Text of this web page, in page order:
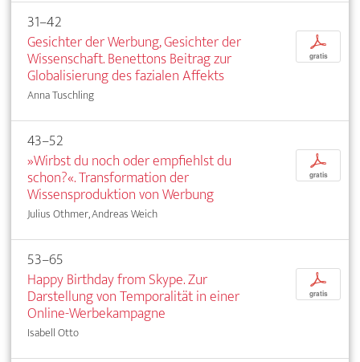
31–42
Gesichter der Werbung, Gesichter der
Wissenschaft. Benettons Beitrag zur
Globalisierung des fazialen Affekts
Anna Tuschling
p
gratis
43–52
»Wirbst du noch oder empfiehlst du
schon?«. Transformation der
Wissensproduktion von Werbung
Julius Othmer, Andreas Weich
p
gratis
53–65
Happy Birthday from Skype. Zur
Darstellung von Temporalität in einer
Online-Werbekampagne
Isabell Otto
p
gratis